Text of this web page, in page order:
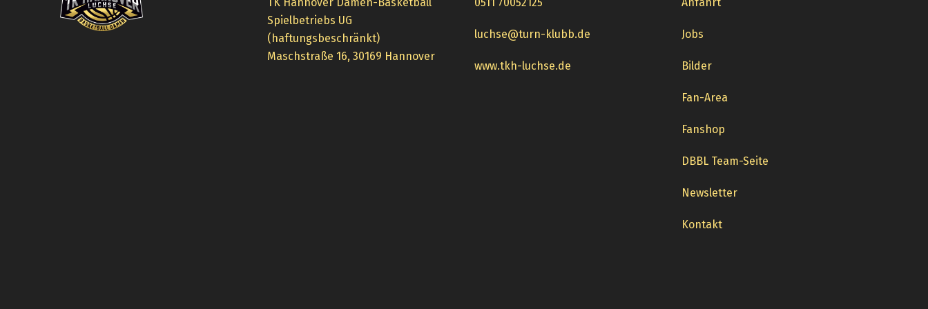
Spielbetriebs UG
(haftungsbeschränkt)
Maschstraße 16, 30169 Hannover
luchse@turn-klubb.de
www.tkh-luchse.de
Jobs
Bilder
Fan-Area
Fanshop
DBBL Team-Seite
Newsletter
Kontakt